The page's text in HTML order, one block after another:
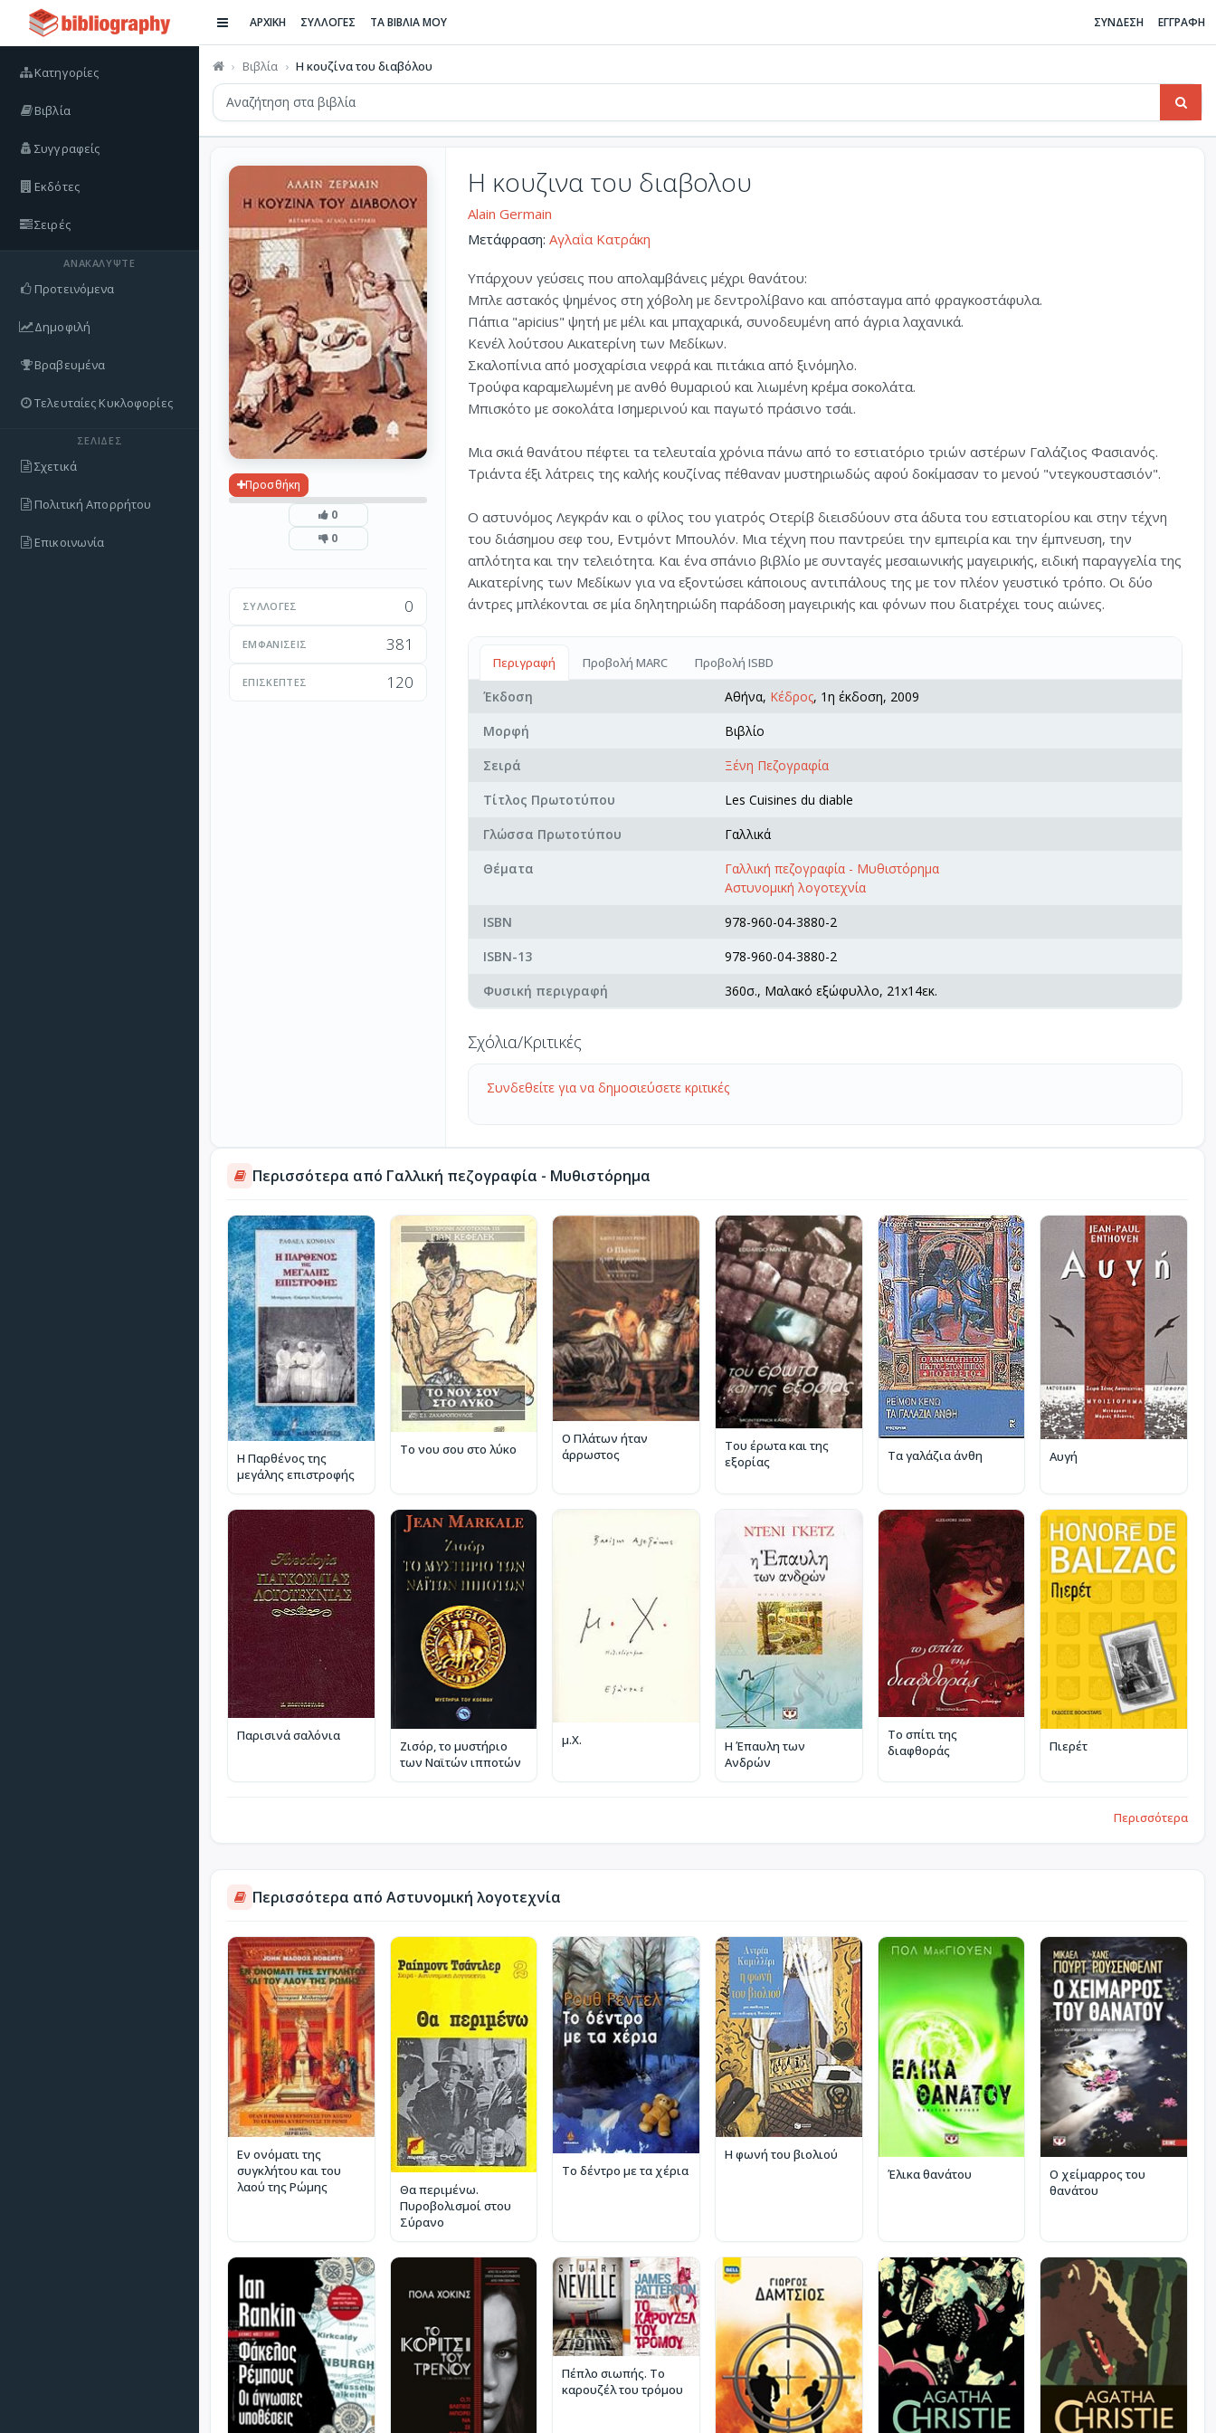
Κατηγορίες
Βιβλία
Συγγραφείς
Εκδότες
Σειρές
ΑΝΑΚΑΛΎΨΤΕ
Προτεινόμενα
Δημοφιλή
Βραβευμένα
Τελευταίες Κυκλοφορίες
ΣΕΛΊΔΕΣ
Σχετικά
Πολιτική Απορρήτου
Επικοινωνία
ΑΡΧΙΚΗ ΣΥΛΛΟΓΕΣ ΤΑ ΒΙΒΛΙΑ ΜΟΥ ΣΥΝΔΕΣΗ ΕΓΓΡΑΦΗ
Βιβλία Η κουζίνα του διαβόλου
Προσθήκη
0
0
ΣΥΛΛΟΓΈΣ 0
ΕΜΦΑΝΊΣΕΙΣ 381
ΕΠΙΣΚΈΠΤΕΣ 120
Η κουζινα του διαβολου
Alain Germain
Μετάφραση: Αγλαΐα Κατράκη
Υπάρχουν γεύσεις που απολαμβάνεις μέχρι θανάτου:
Μπλε αστακός ψημένος στη χόβολη με δεντρολίβανο και απόσταγμα από φραγκοστάφυλα.
Πάπια "apicius" ψητή με μέλι και μπαχαρικά, συνοδευμένη από άγρια λαχανικά.
Κενέλ λούτσου Αικατερίνη των Μεδίκων.
Σκαλοπίνια από μοσχαρίσια νεφρά και πιτάκια από ξινόμηλο.
Τρούφα καραμελωμένη με ανθό θυμαριού και λιωμένη κρέμα σοκολάτα.
Μπισκότο με σοκολάτα Ισημερινού και παγωτό πράσινο τσάι.
Μια σκιά θανάτου πέφτει τα τελευταία χρόνια πάνω από το εστιατόριο τριών αστέρων Γαλάζιος Φασιανός.
Τριάντα έξι λάτρεις της καλής κουζίνας πέθαναν μυστηριωδώς αφού δοκίμασαν το μενού "ντεγκουστασιόν".
Ο αστυνόμος Λεγκράν και ο φίλος του γιατρός Οτερίβ διεισδύουν στα άδυτα του εστιατορίου και στην τέχνη
του διάσημου σεφ του, Εντμόντ Μπουλόν. Μια τέχνη που παντρεύει την εμπειρία και την έμπνευση, την
απλότητα και την τελειότητα. Και ένα σπάνιο βιβλίο με συνταγές μεσαιωνικής μαγειρικής, ειδική παραγγελία της
Αικατερίνης των Μεδίκων για να εξοντώσει κάποιους αντιπάλους της με τον πλέον γευστικό τρόπο. Οι δύο
άντρες μπλέκονται σε μία δηλητηριώδη παράδοση μαγειρικής και φόνων που διατρέχει τους αιώνες.
Περιγραφή Προβολή MARC Προβολή ISBD
Έκδοση Αθήνα, Κέδρος, 1η έκδοση, 2009
Μορφή
Βιβλίο
Σειρά
Ξένη Πεζογραφία
Τίτλος Πρωτοτύπου
Les Cuisines du diable
Γλώσσα Πρωτοτύπου
Γαλλικά
Θέματα
Γαλλική πεζογραφία - Μυθιστόρημα
Αστυνομική λογοτεχνία
ISBN
978-960-04-3880-2
ISBN-13
978-960-04-3880-2
Φυσική περιγραφή
360σ., Μαλακό εξώφυλλο, 21x14εκ.
Σχόλια/Κριτικές
Συνδεθείτε για να δημοσιεύσετε κριτικές
Περισσότερα από Γαλλική πεζογραφία - Μυθιστόρημα
Η Παρθένος της
μεγάλης επιστροφής
Το νου σου στο λύκο
Ο Πλάτων ήταν
άρρωστος
Του έρωτα και της
εξορίας
Τα γαλάζια άνθη Αυγή
Παρισινά σαλόνια
Ζισόρ, το μυστήριο
των Ναϊτών ιπποτών
μ.Χ.
Η Έπαυλη των
Ανδρών
Το σπίτι της
διαφθοράς
Πιερέτ
Περισσότερα
Περισσότερα από Αστυνομική λογοτεχνία
Εν ονόματι της
συγκλήτου και του
λαού της Ρώμης
Θα περιμένω.
Πυροβολισμοί στου
Σύρανο
Το δέντρο με τα χέρια
Η φωνή του βιολιού
Έλικα θανάτου
Ο χείμαρρος του
θανάτου
Πέπλο σιωπής. Το
καρουζέλ του τρόμου